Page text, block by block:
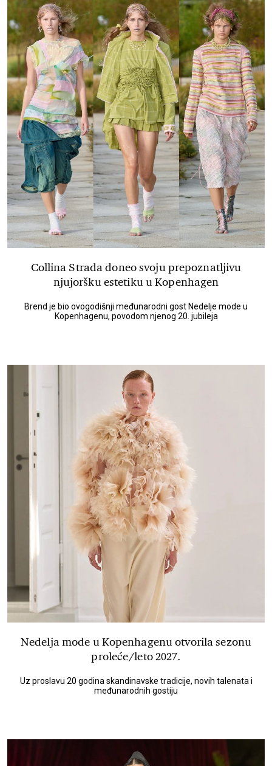
Collina Strada doneo svoju prepoznatljivu
njujoršku estetiku u Kopenhagen
Brend je bio ovogodišnji međunarodni gost Nedelje mode u
Kopenhagenu, povodom njenog 20. jubileja
Nedelja mode u Kopenhagenu otvorila sezonu
proleće/leto 2027.
Uz proslavu 20 godina skandinavske tradicije, novih talenata i
međunarodnih gostiju